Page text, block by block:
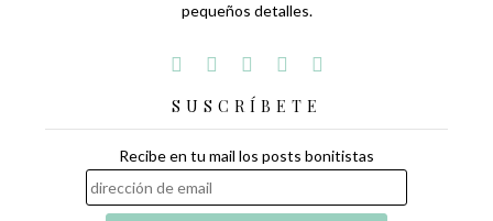
pequeños detalles.
SUSCRÍBETE
Recibe en tu mail los posts bonitistas